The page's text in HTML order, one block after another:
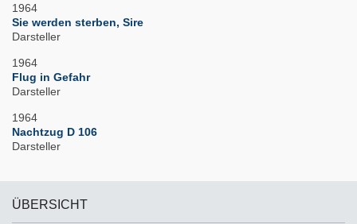
1964
Sie werden sterben, Sire
Darsteller
1964
Flug in Gefahr
Darsteller
1964
Nachtzug D 106
Darsteller
ÜBERSICHT